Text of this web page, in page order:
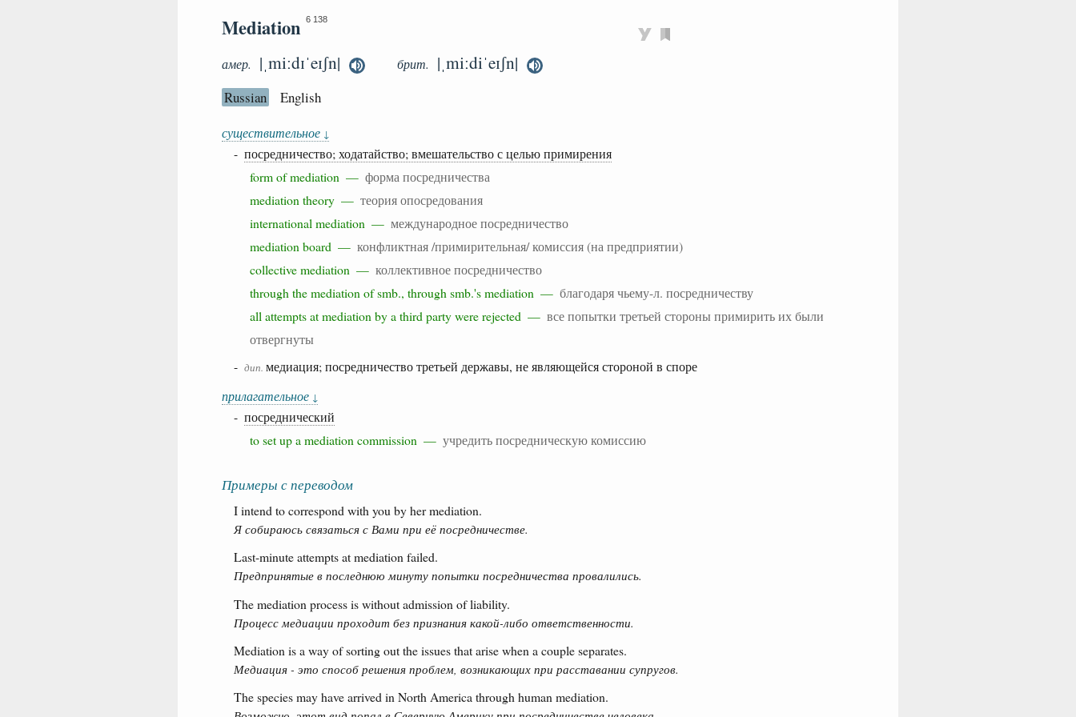
Mediation 6 138
амер. |ˌmiːdɪˈeɪʃn| брит. |ˌmiːdiˈeɪʃn|
Russian English
существительное ↓
- посредничество; ходатайство; вмешательство с целью примирения
form of mediation — форма посредничества
mediation theory — теория опосредования
international mediation — международное посредничество
mediation board — конфликтная /примирительная/ комиссия (на предприятии)
collective mediation — коллективное посредничество
through the mediation of smb., through smb.'s mediation — благодаря чьему-л. посредничеству
all attempts at mediation by a third party were rejected — все попытки третьей стороны примирить их были
отвергнуты
- дип. медиация; посредничество третьей державы, не являющейся стороной в споре
прилагательное ↓
- посреднический
to set up a mediation commission — учредить посредническую комиссию
Примеры с переводом
I intend to correspond with you by her mediation.
Я собираюсь связаться с Вами при её посредничестве.
Last-minute attempts at mediation failed.
Предпринятые в последнюю минуту попытки посредничества провалились.
The mediation process is without admission of liability.
Процесс медиации проходит без признания какой-либо ответственности.
Mediation is a way of sorting out the issues that arise when a couple separates.
Медиация - это способ решения проблем, возникающих при расставании супругов.
The species may have arrived in North America through human mediation.